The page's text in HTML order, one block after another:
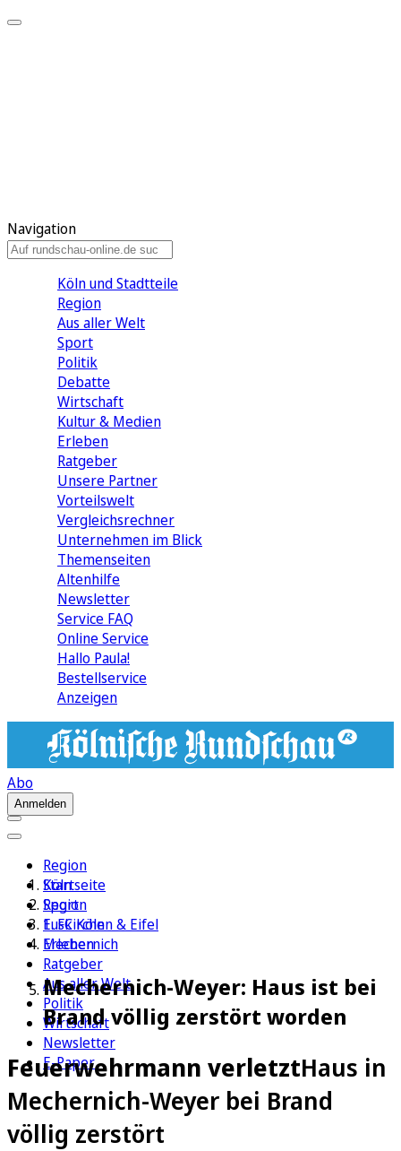
Navigation
Köln und Stadtteile
Region
Aus aller Welt
Sport
Politik
Debatte
Wirtschaft
Kultur & Medien
Erleben
Ratgeber
Unsere Partner
Vorteilswelt
Vergleichsrechner
Unternehmen im Blick
Themenseiten
Altenhilfe
Newsletter
Service FAQ
Online Service
Hallo Paula!
Bestellservice
Anzeigen
Abo
Anmelden
Region
Köln
Sport
1. FC Köln
Erleben
Ratgeber
Aus aller Welt
Politik
Wirtschaft
Newsletter
E-Paper
Startseite
Region
Euskirchen & Eifel
Mechernich
Mechernich-Weyer: Haus ist bei
Brand völlig zerstört worden
Feuerwehrmann verletztHaus in
Mechernich-Weyer bei Brand
völlig zerstört